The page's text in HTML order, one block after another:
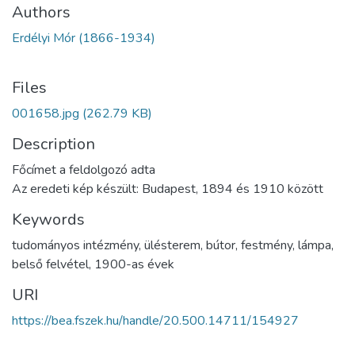
Authors
Erdélyi Mór (1866-1934)
Files
001658.jpg (262.79 KB)
Description
Főcímet a feldolgozó adta
Az eredeti kép készült: Budapest, 1894 és 1910 között
Keywords
tudományos intézmény, ülésterem, bútor, festmény, lámpa,
belső felvétel, 1900-as évek
URI
https://bea.fszek.hu/handle/20.500.14711/154927